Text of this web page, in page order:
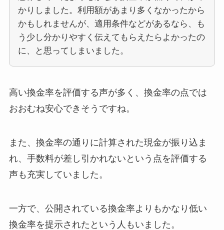
かりしました。利用額があまり多くなかったから
かもしれませんが、適用条件などがあるなら、も
う少し分かりやすく伝えてもらえたらよかったの
に、と思ってしまいました。
高い換金率を評価する声が多く、換金率の点では
おおむね安心できそうですね。
また、換金率の通りに計算された現金が振り込ま
れ、手数料が差し引かれないという点を評価する
声も充実していました。
一方で、公開されている換金率よりもかなり低い
換金率を提示されたという人もいました。